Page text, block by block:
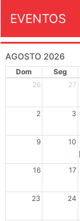
EVENTOS
AGOSTO 2026
Dom Seg
26
27
2 3
9 10
16 17
23 24